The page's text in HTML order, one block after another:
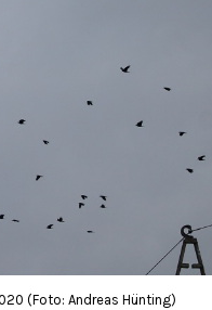
(Foto: Andreas Hünting)